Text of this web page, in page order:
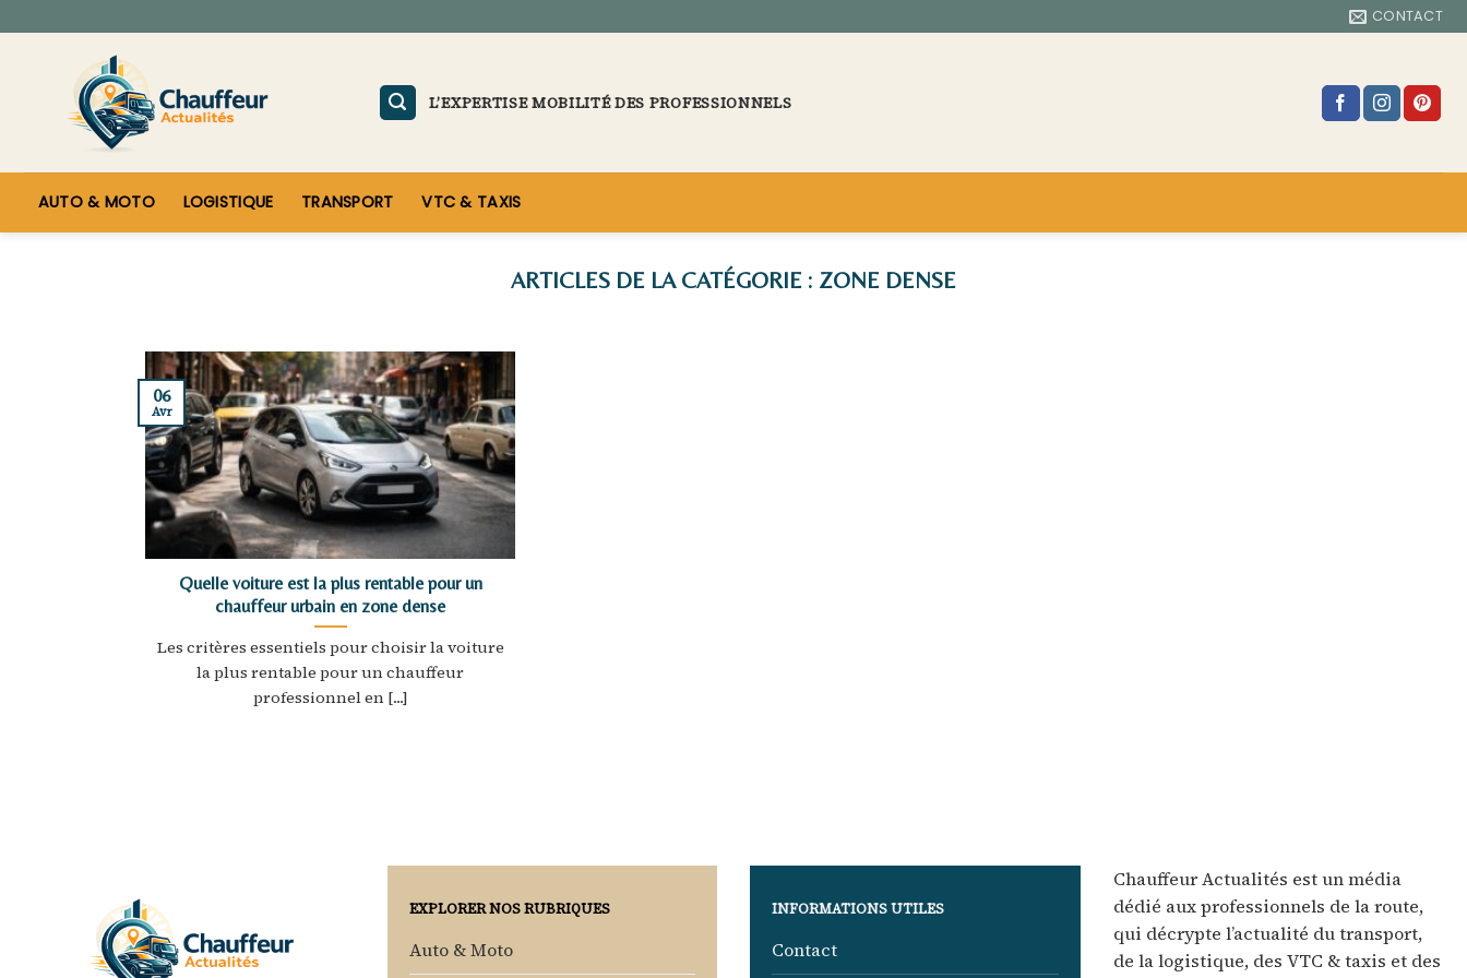
to
CONTACT
L’EXPERTISE MOBILITÉ DES PROFESSIONNELS
AUTO & MOTO LOGISTIQUE TRANSPORT VTC & TAXIS
ZONE DENSE
Quelle voiture est la plus rentable pour un
chauffeur urbain en zone dense
Les critères essentiels pour choisir la voiture
la plus rentable pour un chauffeur
professionnel en [...]
06
Avr
EXPLORER NOS RUBRIQUES
Auto & Moto
INFORMATIONS UTILES
Contact
Chauffeur Actualités est un média
dédié aux professionnels de la route,
qui décrypte l’actualité du transport,
de la logistique, des VTC & taxis et des